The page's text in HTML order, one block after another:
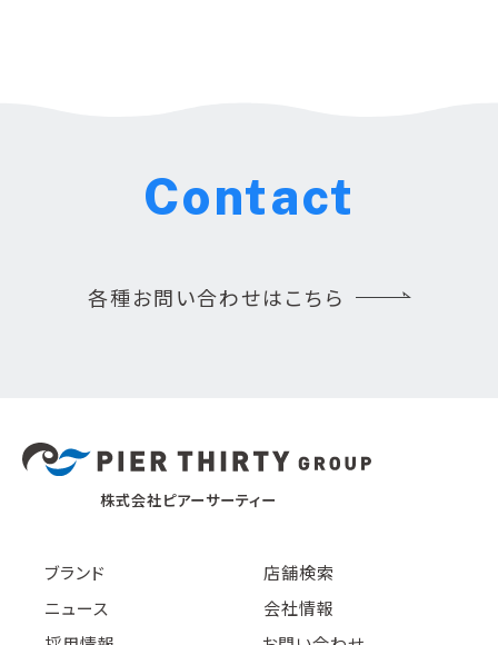
Contact
各種お問い合わせはこちら
株式会社ピアーサーティー
ブランド
店舗検索
ニュース
会社情報